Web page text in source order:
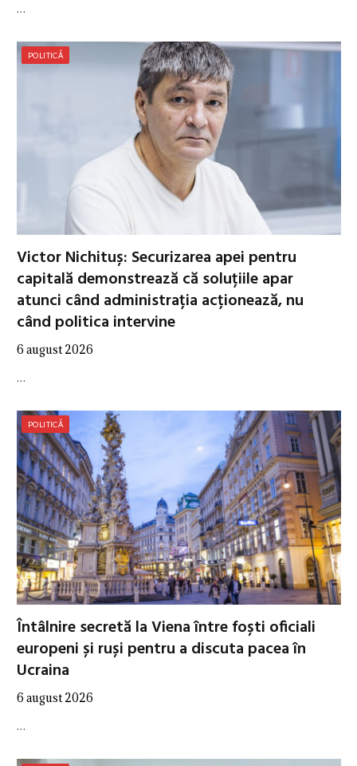
…
POLITICĂ
Victor Nichituș: Securizarea apei pentru
capitală demonstrează că soluțiile apar
atunci când administrația acționează, nu
când politica intervine
6 august 2026
…
POLITICĂ
Întâlnire secretă la Viena între foști oficiali
europeni și ruși pentru a discuta pacea în
Ucraina
6 august 2026
…